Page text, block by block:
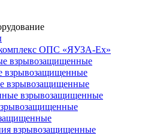
ОПС «ЯУЗА-Ех»
взрывозащищенные
взрывозащищенные
взрывозащищенные
взрывозащищенные
взрывозащищенные